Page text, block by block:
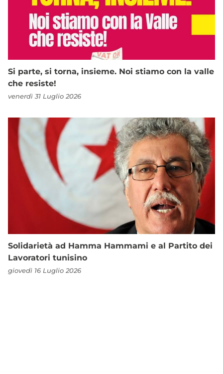
Si parte, si torna, insieme. Noi stiamo con la valle
che resiste!
venerdì 31 Luglio 2026
Solidarietà ad Hamma Hammami e al Partito dei
Lavoratori tunisino
giovedì 16 Luglio 2026